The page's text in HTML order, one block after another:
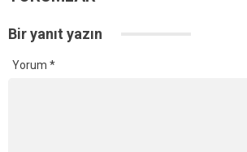
Bir yanıt yazın
Yorum *